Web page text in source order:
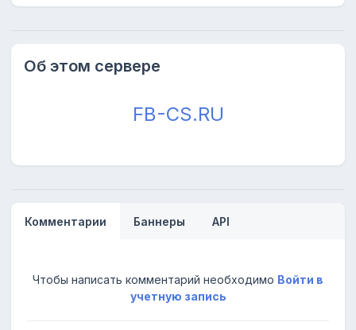
Об этом сервере
FB-CS.RU
Комментарии Баннеры API
Чтобы написать комментарий необходимо Войти в
учетную запись